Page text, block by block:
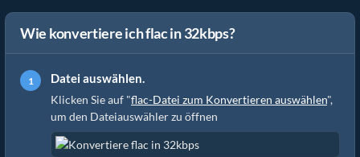
Wie konvertiere ich flac in 32kbps?
Datei auswählen.
Klicken Sie auf "flac-Datei zum Konvertieren auswählen",
um den Dateiauswähler zu öffnen